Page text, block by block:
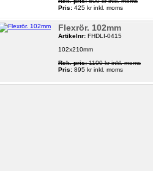
Pris: 425 kr inkl. moms
Flexrör. 102mm
Artikelnr: FHDLI-0415
102x210mm
Rek. pris:1100 kr inkl. moms
Pris: 895 kr inkl. moms